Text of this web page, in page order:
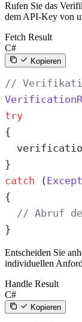
Rufen Sie das
dem API-Key von
Fetch Result
C#
Kopieren
//
try
{
}
catch (
{
// Abruf
}
Entscheiden Sie
individuellen
Handle Result
C#
Kopieren